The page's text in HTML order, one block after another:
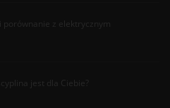
z elektrycznym
jest dla Ciebie?